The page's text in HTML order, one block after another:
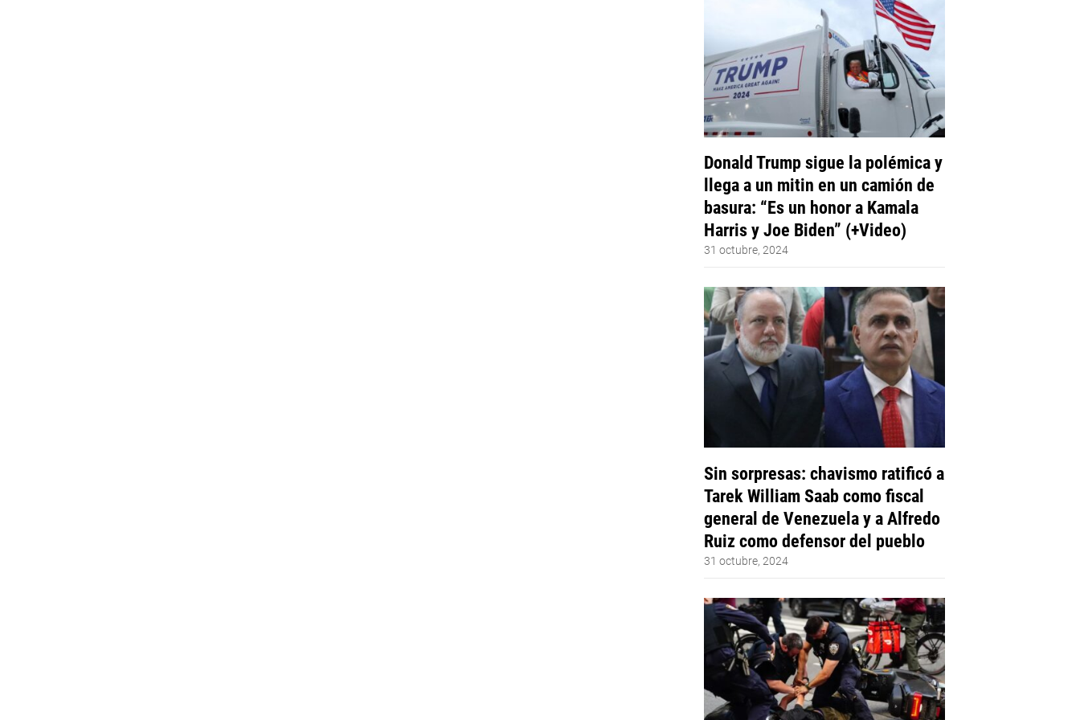
Donald Trump sigue la polémica y
llega a un mitin en un camión de
basura: “Es un honor a Kamala
Harris y Joe Biden” (+Video)
31 octubre, 2024
Sin sorpresas: chavismo ratificó a
Tarek William Saab como fiscal
general de Venezuela y a Alfredo
Ruiz como defensor del pueblo
31 octubre, 2024